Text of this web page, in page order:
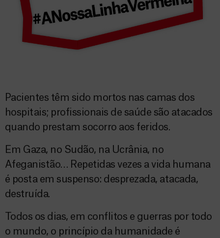
Pacientes têm sido mortos nas camas dos
hospitais; profissionais de saúde são atacados
quando prestam socorro aos feridos.
Em Gaza, no Sudão, na Ucrânia, no
Afeganistão… Repetidas vezes a vida humana
é posta em suspenso: desprezada, atacada,
destruída.
Todos os dias, em conflitos e guerras por todo
o mundo, o princípio da humanidade é